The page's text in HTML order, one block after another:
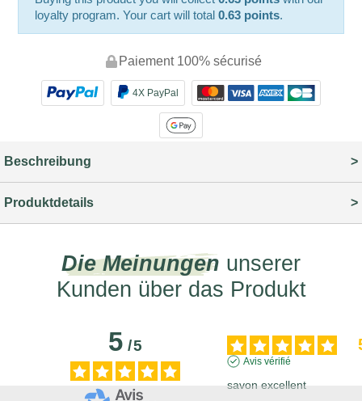
loyalty program. Your cart will total0.63 points.
Paiement 100% sécurisé
4X PayPal
Beschreibung
Produktdetails
Die Meinungen unserer
Kunden über das Produkt
5/5
Avis vérifié
savon excellent